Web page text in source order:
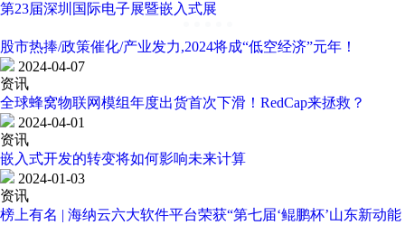
第23届深圳国际电子展暨嵌入式展
股市热捧/政策催化/产业发力,2024将成“低空经济”元年！
2024-04-07
资讯
全球蜂窝物联网模组年度出货首次下滑！RedCap来拯救？
2024-04-01
资讯
嵌入式开发的转变将如何影响未来计算
2024-01-03
资讯
榜上有名 | 海纳云六大软件平台荣获“第七届‘鲲鹏杯’山东新动能